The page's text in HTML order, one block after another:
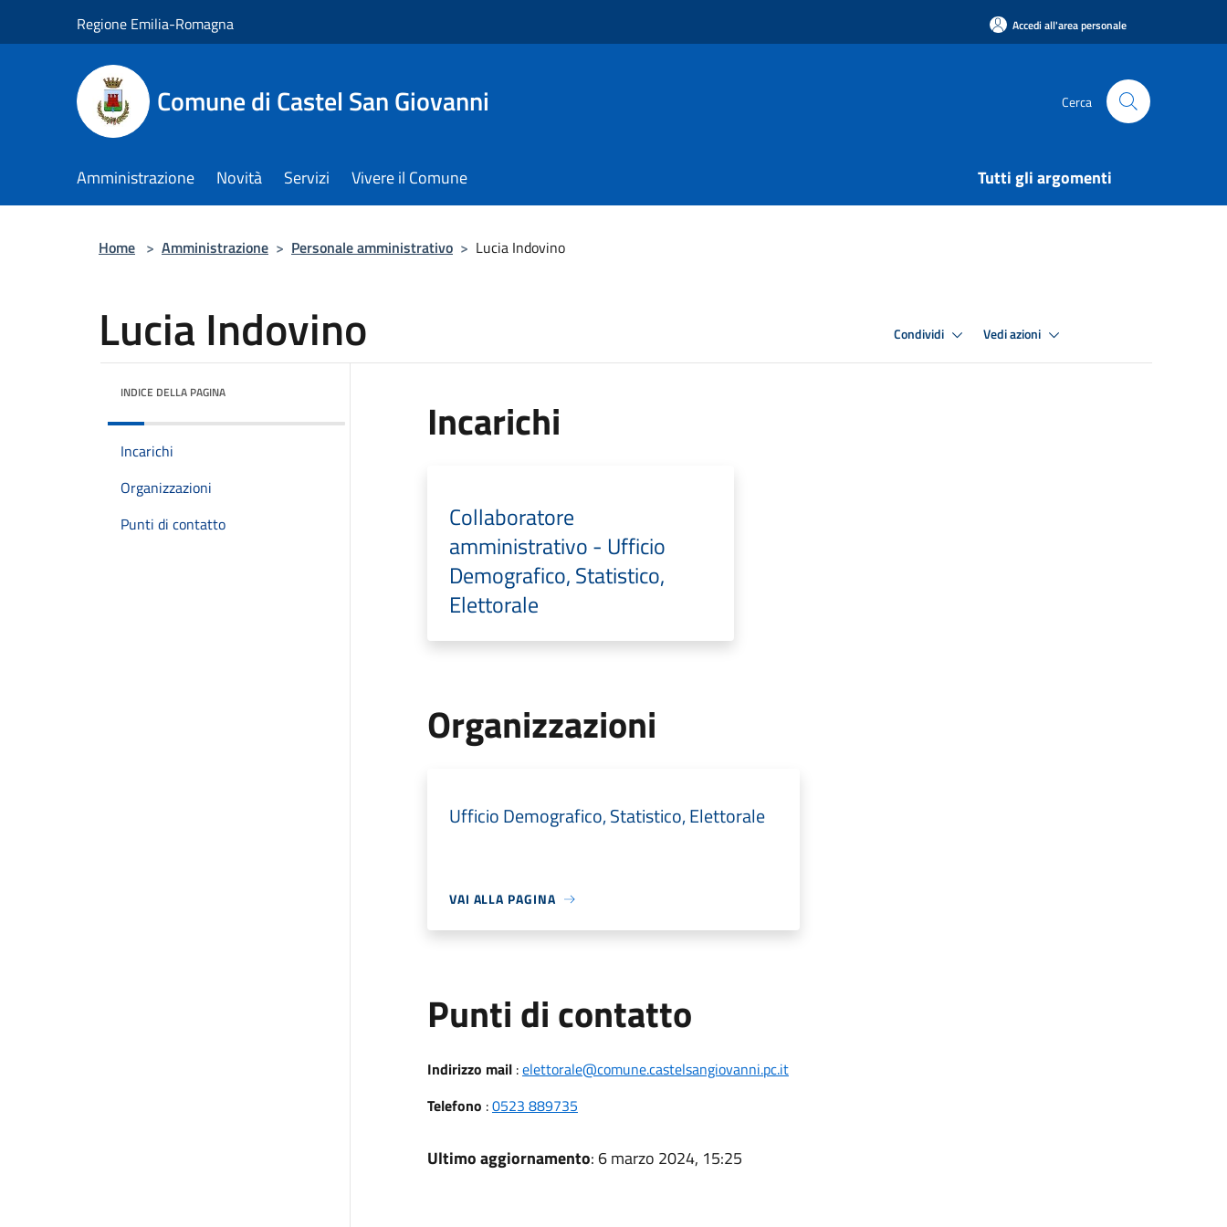
Regione Emilia-Romagna Accedi all'area personale
Comune di Castel San Giovanni Cerca
Amministrazione Novità Servizi Vivere il Comune Tutti gli argomenti
Home > Amministrazione > Personale amministrativo > Lucia Indovino
Lucia Indovino Condividi Vedi azioni
INDICE DELLA PAGINA
Incarichi
Organizzazioni
Punti di contatto
Incarichi
Collaboratore
amministrativo - Ufficio
Demografico, Statistico,
Elettorale
Organizzazioni
Ufficio Demografico, Statistico, Elettorale
VAI ALLA PAGINA
Punti di contatto
Indirizzo mail:elettorale@comune.castelsangiovanni.pc.it
Telefono :0523 889735
Ultimo aggiornamento: 6 marzo 2024, 15:25